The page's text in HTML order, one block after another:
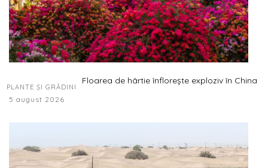
PLANTE ȘI GRĂDINI
Floarea de hârtie înflorește exploziv în China
5 august 2026